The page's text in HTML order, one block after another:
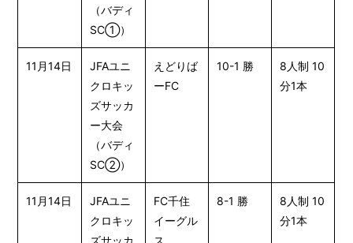
（バディ
SC①）
11月14日
JFAユニ
クロキッ
ズサッカ
ー大会
（バディ
SC②）
えどりば
ーFC
10-1 勝
8人制 10
分1本
11月14日
JFAユニ
クロキッ
ズサッカ
FC千住
イーグル
ス
8-1 勝
8人制 10
分1本